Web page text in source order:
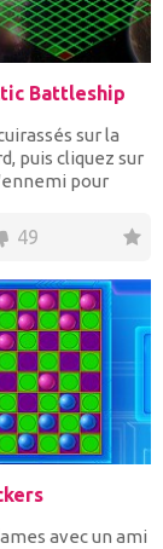
Battleship
sur la
puis cliquez sur
pour
49
avec un ami